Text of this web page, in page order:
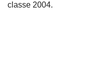
classe 2004.